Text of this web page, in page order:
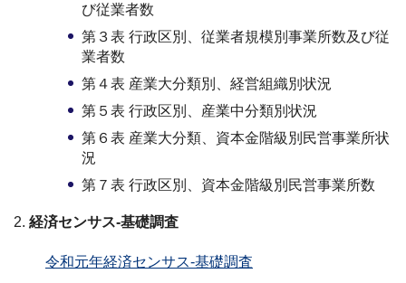
び従業者数
第３表 行政区別、従業者規模別事業所数及び従
業者数
第４表 産業大分類別、経営組織別状況
第５表 行政区別、産業中分類別状況
第６表 産業大分類、資本金階級別民営事業所状
況
第７表 行政区別、資本金階級別民営事業所数
経済センサス-基礎調査
令和元年経済センサス-基礎調査